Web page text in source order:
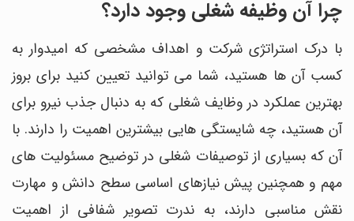
چرا آن وظیفه شغلی وجود دارد؟
با درک استراتژی شرکت و اهداف مشخصی که امیدوار به
کسب آن ها هستید، شما می توانید تعیین کنید برای بروز
بهترین عملکرد در وظایف شغلی که به دنبال جذب نیرو برای
آن هستید، چه شایستگی هایی بیشترین اهمیت را دارند. با
آن که بسیاری از توصیفات شغلی در توضیح مسئولیت های
مهم و همچنین پیش نیازهای اساسی سطح دانش و مهارت
نقش مناسبی دارند، به ندرت تصویر شفافی از اهمیت